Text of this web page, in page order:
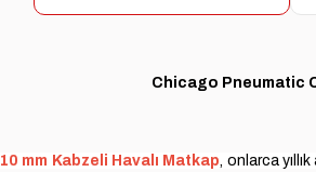
Chicago Pneumatic
10 mm Kabzeli Havalı Matkap, onlarca